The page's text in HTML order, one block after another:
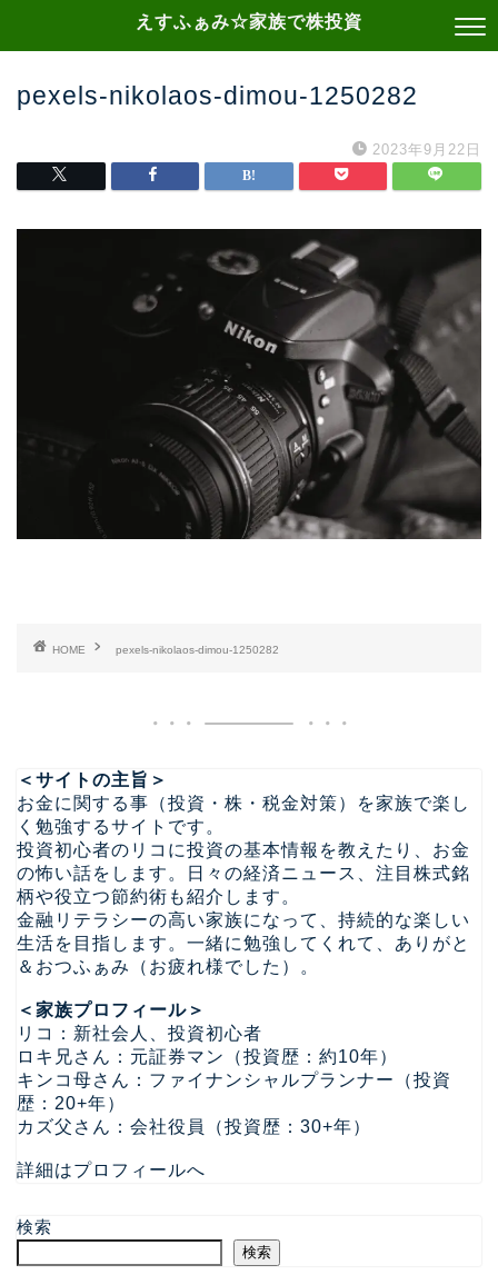
えすふぁみ☆家族で株投資
pexels-nikolaos-dimou-1250282
2023年9月22日
HOME pexels-nikolaos-dimou-1250282
＜サイトの主旨＞
お金に関する事（投資・株・税金対策）を家族で楽し
く勉強するサイトです。
投資初心者のリコに投資の基本情報を教えたり、お金
の怖い話をします。日々の経済ニュース、注目株式銘
柄や役立つ節約術も紹介します。
金融リテラシーの高い家族になって、持続的な楽しい
生活を目指します。一緒に勉強してくれて、ありがと
＆おつふぁみ（お疲れ様でした）。
＜家族プロフィール＞
リコ：新社会人、投資初心者
ロキ兄さん：元証券マン（投資歴：約10年）
キンコ母さん：ファイナンシャルプランナー（投資
歴：20+年）
カズ父さん：会社役員（投資歴：30+年）
詳細はプロフィールへ
検索
検索